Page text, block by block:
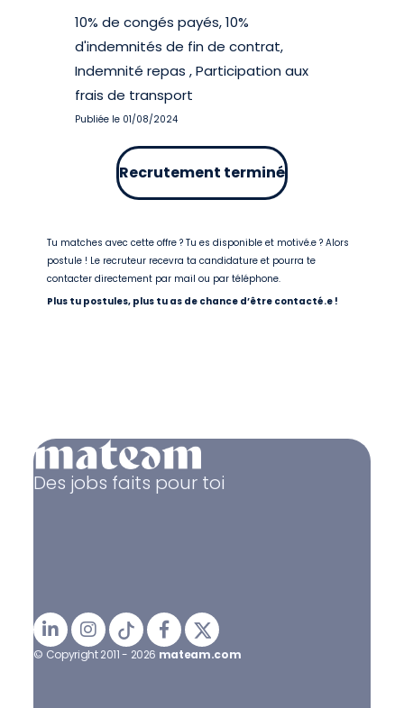
10% de congés payés, 10%
d'indemnités de fin de contrat,
Indemnité repas , Participation aux
frais de transport
Publiée le 01/08/2024
Recrutement terminé
Tu matches avec cette offre ? Tu es disponible et motivé.e ? Alors
postule ! Le recruteur recevra ta candidature et pourra te
contacter directement par mail ou par téléphone.
Plus tu postules, plus tu as de chance d’être contacté.e !
Des jobs faits pour toi
© Copyright 2011 - 2026 mateam.com